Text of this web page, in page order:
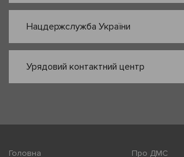
Нацдержслужба України
Урядовий контактний центр
Головна Про ДМС